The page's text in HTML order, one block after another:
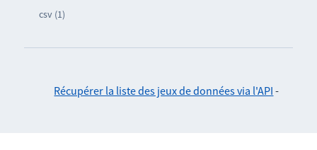
csv (1)
Récupérer la liste des jeux de données via l'API -